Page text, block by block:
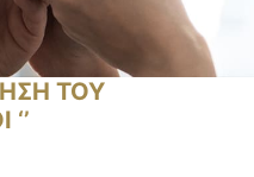
ΤΟΥ